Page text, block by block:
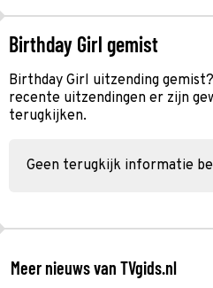
Birthday Girl gemist
Birthday Girl uitzending
recente uitzendingen er zijn
terugkijken.
Geen terugkijk informatie
Meer nieuws van TVgids.nl